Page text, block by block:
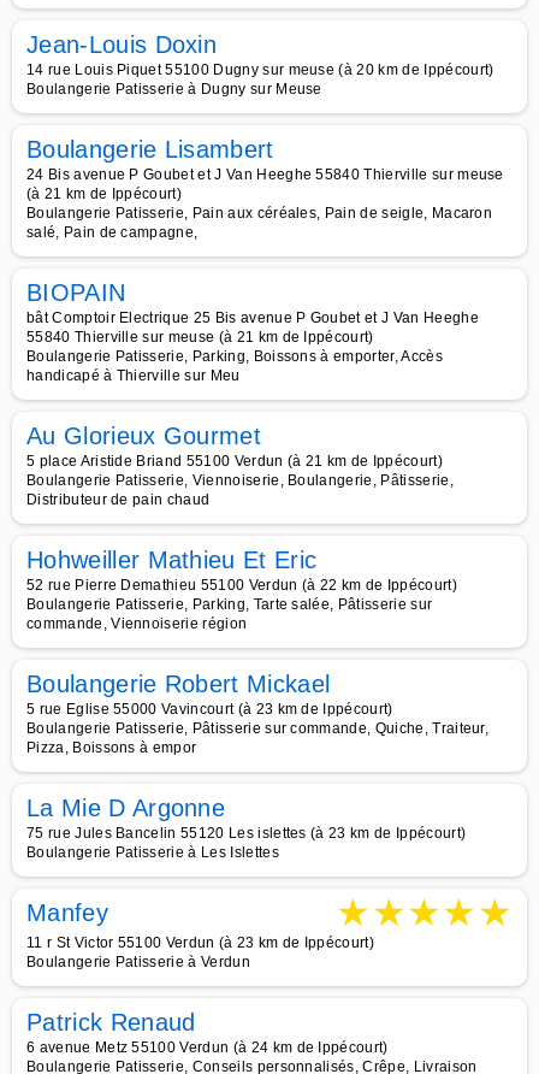
Jean-Louis Doxin
14 rue Louis Piquet 55100 Dugny sur meuse (à 20 km de Ippécourt)
Boulangerie Patisserie à Dugny sur Meuse
Boulangerie Lisambert
24 Bis avenue P Goubet et J Van Heeghe 55840 Thierville sur meuse
(à 21 km de Ippécourt)
Boulangerie Patisserie, Pain aux céréales, Pain de seigle, Macaron
salé, Pain de campagne,
BIOPAIN
bât Comptoir Electrique 25 Bis avenue P Goubet et J Van Heeghe
55840 Thierville sur meuse (à 21 km de Ippécourt)
Boulangerie Patisserie, Parking, Boissons à emporter, Accès
handicapé à Thierville sur Meu
Au Glorieux Gourmet
5 place Aristide Briand 55100 Verdun (à 21 km de Ippécourt)
Boulangerie Patisserie, Viennoiserie, Boulangerie, Pâtisserie,
Distributeur de pain chaud
Hohweiller Mathieu Et Eric
52 rue Pierre Demathieu 55100 Verdun (à 22 km de Ippécourt)
Boulangerie Patisserie, Parking, Tarte salée, Pâtisserie sur
commande, Viennoiserie région
Boulangerie Robert Mickael
5 rue Eglise 55000 Vavincourt (à 23 km de Ippécourt)
Boulangerie Patisserie, Pâtisserie sur commande, Quiche, Traiteur,
Pizza, Boissons à empor
La Mie D Argonne
75 rue Jules Bancelin 55120 Les islettes (à 23 km de Ippécourt)
Boulangerie Patisserie à Les Islettes
Manfey ★★★★★
11 r St Victor 55100 Verdun (à 23 km de Ippécourt)
Boulangerie Patisserie à Verdun
Patrick Renaud
6 avenue Metz 55100 Verdun (à 24 km de Ippécourt)
Boulangerie Patisserie, Conseils personnalisés, Crêpe, Livraison